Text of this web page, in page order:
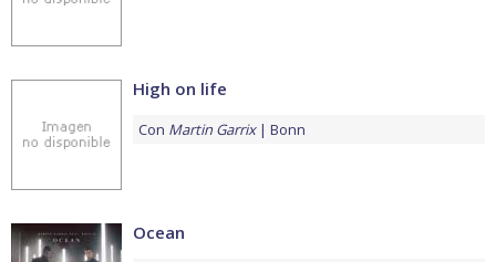
High on life
Con Martin Garrix Bonn
Ocean